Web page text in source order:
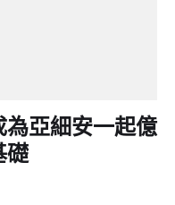
亞細安一起億
礎